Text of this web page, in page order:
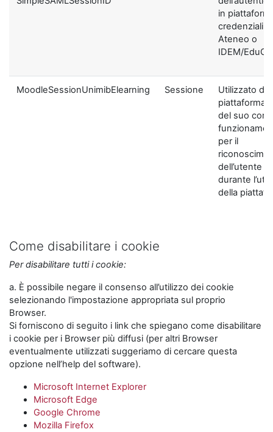
in
credenziali di
Ateneo o
IDEM/
MoodleSessionUnimibElearning Sessione
Utilizzato
piattaforma
del suo
per il
dell’utente
durante
della
Come disabilitare i cookie
Per disabilitare tutti i cookie:
a. È possibile negare il consenso all’utilizzo dei cookie
selezionando l'impostazione appropriata sul proprio
Browser.
Si forniscono di seguito i link che spiegano come disabilitare
i cookie per i Browser più diffusi (per altri Browser
eventualmente utilizzati suggeriamo di cercare questa
opzione nell’help del software).
Microsoft Internet Explorer
Microsoft Edge
Google Chrome
Mozilla Firefox